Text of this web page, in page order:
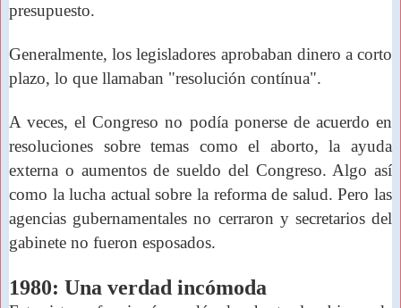
presupuesto.
Generalmente, los legisladores aprobaban dinero a corto
plazo, lo que llamaban "resolución contínua".
A veces, el Congreso no podía ponerse de acuerdo en
resoluciones sobre temas como el aborto, la ayuda
externa o aumentos de sueldo del Congreso. Algo así
como la lucha actual sobre la reforma de salud. Pero las
agencias gubernamentales no cerraron y secretarios del
gabinete no fueron esposados.
1980: Una verdad incómoda